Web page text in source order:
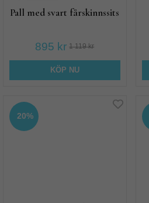
Pall med svart fårskinnssits
895 kr 1 119 kr
KÖP NU
20%